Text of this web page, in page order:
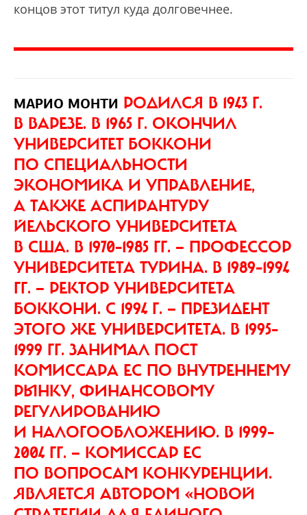
концов этот титул куда долговечнее.
МАРИО МОНТИ РОДИЛСЯ В 1943 Г.
В ВАРЕЗЕ. В 1965 Г. ОКОНЧИЛ
УНИВЕРСИТЕТ БОККОНИ
ПО СПЕЦИАЛЬНОСТИ
ЭКОНОМИКА И УПРАВЛЕНИЕ,
А ТАКЖЕ АСПИРАНТУРУ
ЙЕЛЬСКОГО УНИВЕРСИТЕТА
В США. В 1970–1985 ГГ. — ПРОФЕССОР
УНИВЕРСИТЕТА ТУРИНА. В 1989–1994
ГГ. — РЕКТОР УНИВЕРСИТЕТА
БОККОНИ. С 1994 Г. — ПРЕЗИДЕНТ
ЭТОГО ЖЕ УНИВЕРСИТЕТА. В 1995–
1999 ГГ. ЗАНИМАЛ ПОСТ
КОМИССАРА ЕС ПО ВНУТРЕННЕМУ
РЫНКУ, ФИНАНСОВОМУ
РЕГУЛИРОВАНИЮ
И НАЛОГООБЛОЖЕНИЮ. В 1999–
2004 ГГ. — КОМИССАР ЕС
ПО ВОПРОСАМ КОНКУРЕНЦИИ.
ЯВЛЯЕТСЯ АВТОРОМ «НОВОЙ